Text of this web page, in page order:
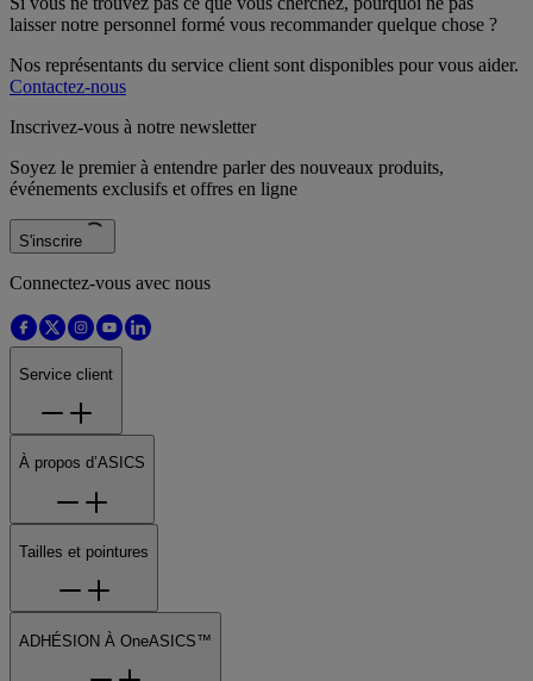
laisser notre personnel formé vous recommander quelque chose ?
Nos représentants du service client sont disponibles pour vous aider.
Contactez-nous
Inscrivez-vous à notre newsletter
Soyez le premier à entendre parler des nouveaux produits,
événements exclusifs et offres en ligne
S'inscrire
Connectez-vous avec nous
Service client
À propos d’ASICS
Tailles et pointures
ADHÉSION À OneASICS™